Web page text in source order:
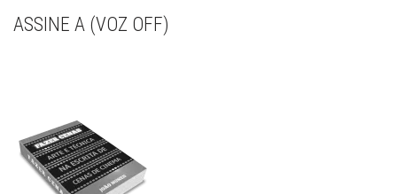
ASSINE A (VOZ OFF)